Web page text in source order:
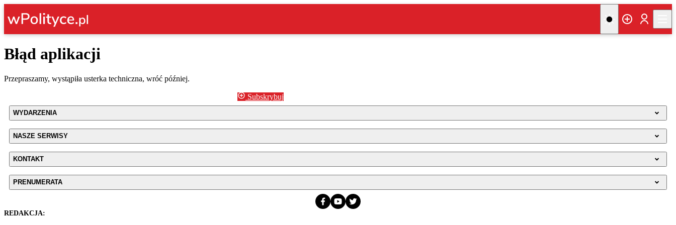
Błąd aplikacji
Przepraszamy, wystąpiła usterka techniczna, wróć później.
Subskrybuj
WYDARZENIA
NASZE SERWISY
KONTAKT
PRENUMERATA
REDAKCJA: